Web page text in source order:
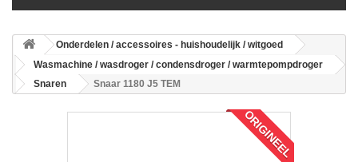
Onderdelen / accessoires - huishoudelijk / witgoed
Wasmachine / wasdroger / condensdroger / warmtepompdroger
Snaren
Snaar 1180 J5 TEM
ORIGINEEL